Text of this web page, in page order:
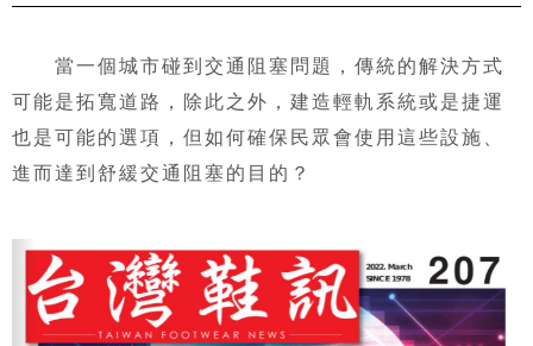
當一個城市碰到交通阻塞問題，傳統的解決方式
可能是拓寬道路，除此之外，建造輕軌系統或是捷運
也是可能的選項，但如何確保民眾會使用這些設施、
進而達到舒緩交通阻塞的目的？